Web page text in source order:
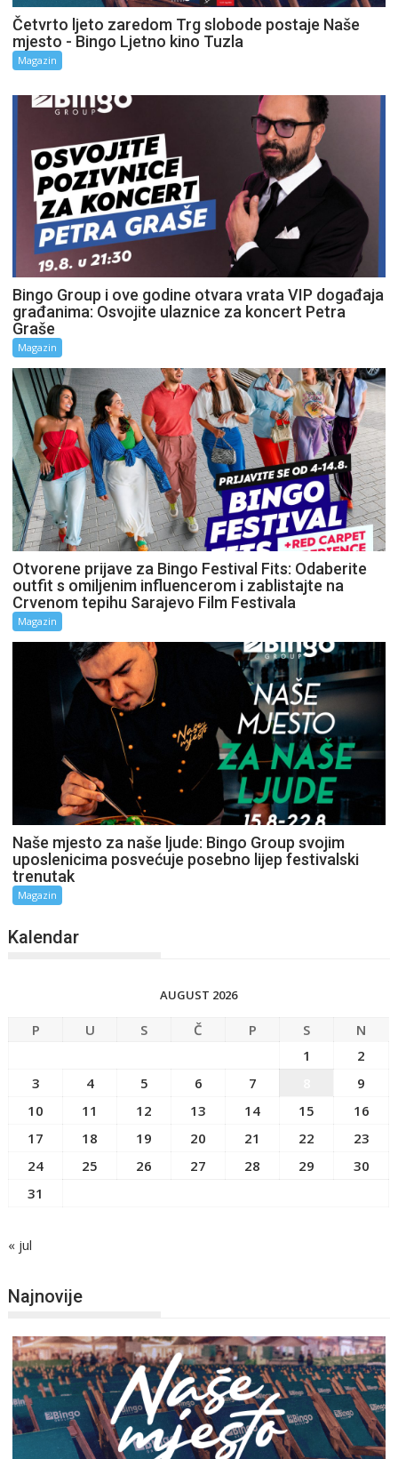
Četvrto ljeto zaredom Trg slobode postaje Naše
mjesto - Bingo Ljetno kino Tuzla
Magazin
Bingo Group i ove godine otvara vrata VIP događaja
građanima: Osvojite ulaznice za koncert Petra
Graše
Magazin
Otvorene prijave za Bingo Festival Fits: Odaberite
outfit s omiljenim influencerom i zablistajte na
Crvenom tepihu Sarajevo Film Festivala
Magazin
Naše mjesto za naše ljude: Bingo Group svojim
uposlenicima posvećuje posebno lijep festivalski
trenutak
Magazin
Kalendar
AUGUST 2026
P U S Č P S
N
1
2
3
4 5 6 7
9
10
11 12 13 14 15
16
17
18 19 20 21 22
23
24
25 26 27 28 29
30
31
« jul
Najnovije